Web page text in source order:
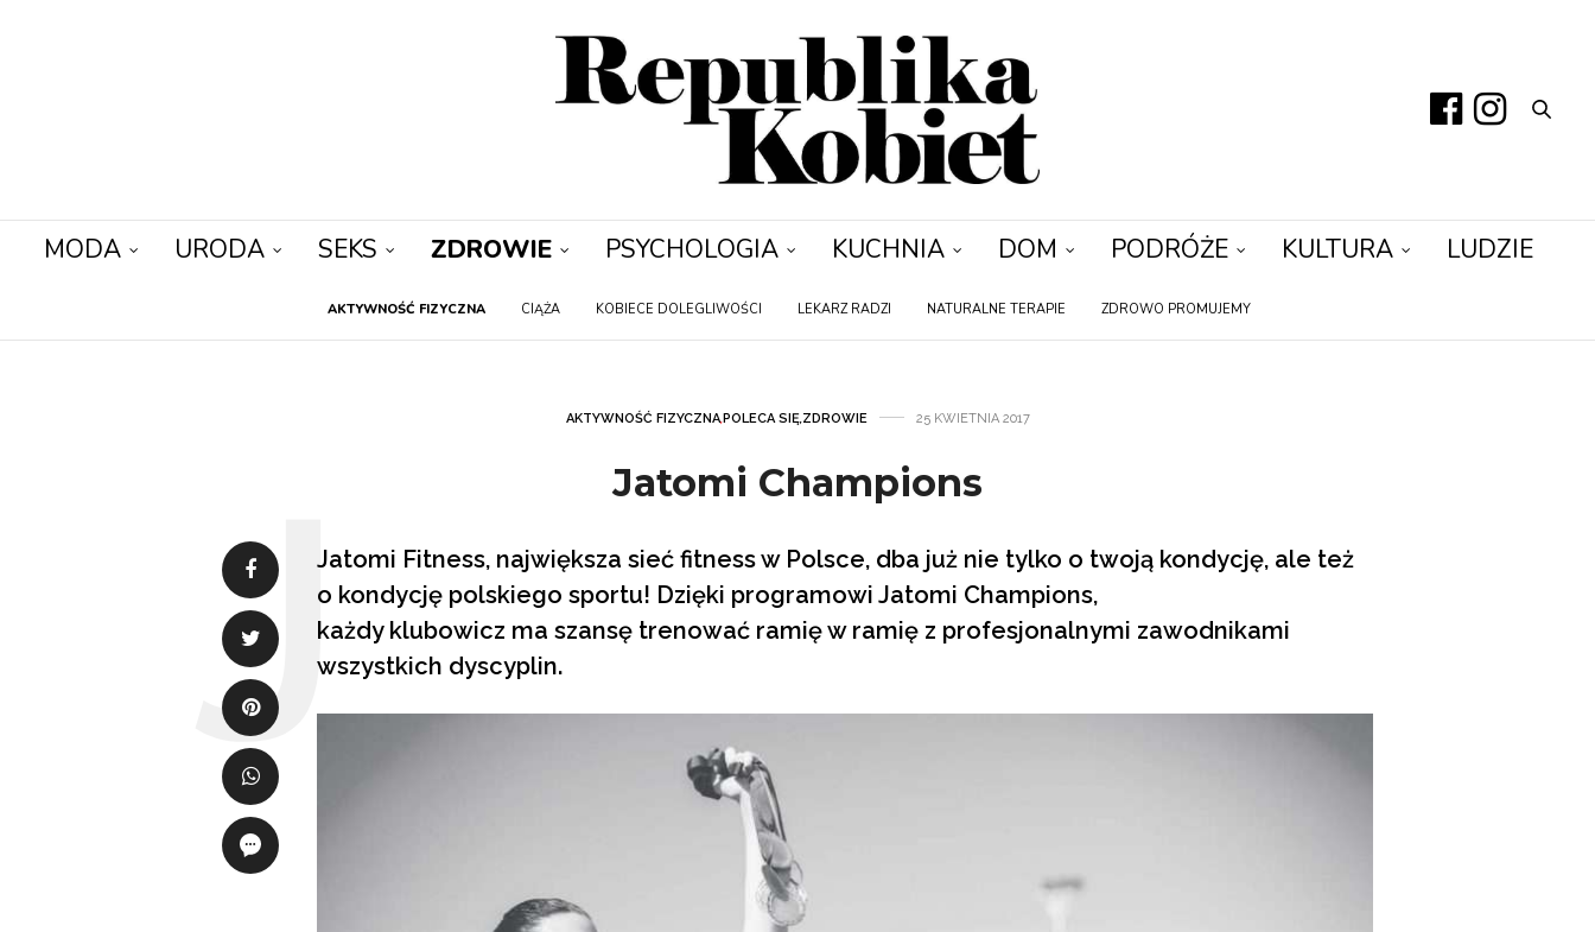
MODA URODA SEKS ZDROWIE PSYCHOLOGIA KUCHNIA DOM PODRÓŻE KULTURA LUDZIE
AKTYWNOŚĆ FIZYCZNA CIĄŻA KOBIECE DOLEGLIWOŚCI LEKARZ RADZI NATURALNE TERAPIE ZDROWO PROMUJEMY
AKTYWNOŚĆ FIZYCZNA,POLECA SIĘ,ZDROWIE 25 KWIETNIA 2017
Jatomi Champions
Jatomi Fitness, największa sieć fitness w Polsce, dba już nie tylko o twoją kondycję, ale też
o kondycję polskiego sportu! Dzięki programowi Jatomi Champions,
każdy klubowicz ma szansę trenować ramię w ramię z profesjonalnymi zawodnikami
wszystkich dyscyplin.